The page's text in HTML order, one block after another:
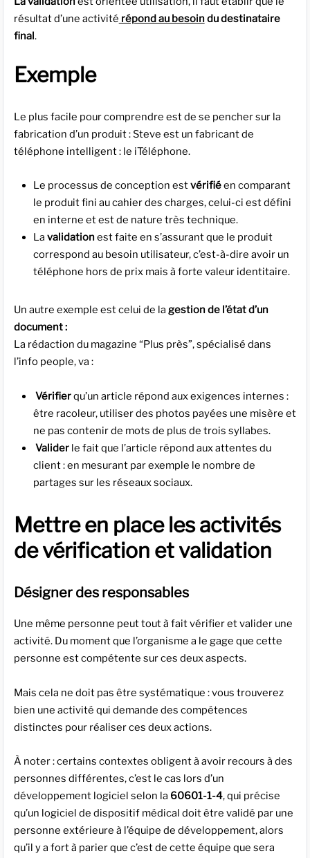
résultat d’une activité répond au besoindu destinataire
final.
Exemple
Le plus facile pour comprendre est de se pencher sur la
fabrication d’un produit : Steve est un fabricant de
téléphone intelligent : le iTéléphone.
Le processus de conception estvérifiéen comparant
le produit fini au cahier des charges, celui-ci est défini
en interne et est de nature très technique.
Lavalidationest faite en s’assurant que le produit
correspond au besoin utilisateur, c’est-à-dire avoir un
téléphone hors de prix mais à forte valeur identitaire.
Un autre exemple est celui de la gestion de l’état d’un
document :
La rédaction du magazine “Plus près”, spécialisé dans
l’info people, va :
Vérifierqu’un article répond aux exigences internes :
être racoleur, utiliser des photos payées une misère et
ne pas contenir de mots de plus de trois syllabes.
Valider le fait que l’article répond aux attentes du
client : en mesurant par exemple le nombre de
partages sur les réseaux sociaux.
Mettre en place les activités
de vérification et validation
Désigner des responsables
Une même personne peut tout à fait vérifier et valider une
activité. Du moment que l’organisme a le gage que cette
personne est compétente sur ces deux aspects.
Mais cela ne doit pas être systématique : vous trouverez
bien une activité qui demande des compétences
distinctes pour réaliser ces deux actions.
À noter : certains contextes obligent à avoir recours à des
personnes différentes, c’est le cas lors d’un
développement logiciel selon la 60601-1-4, qui précise
qu’un logiciel de dispositif médical doit être validé par une
personne extérieure à l’équipe de développement, alors
qu’il y a fort à parier que c’est de cette équipe que sera